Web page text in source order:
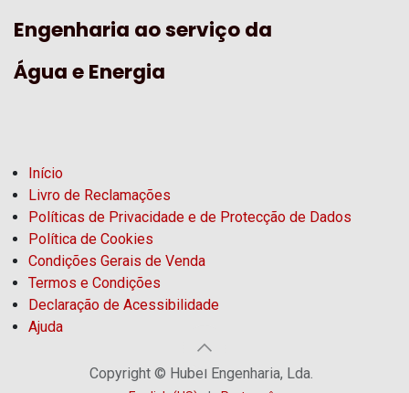
Engenharia ao serviço da
Água e Energia
Início
Livro de Reclamações
Políticas de Privacidade e de Protecção de Dados
Política de Cookies
Condições Gerais de Venda
Termos e Condições
Declaração de Acessibilidade
Ajuda
Copyright © Hubel Engenharia, Lda.